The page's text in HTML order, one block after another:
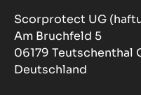
Scorprotect UG
Am Bruchfeld 5
06179 Teutschenthal
Deutschland